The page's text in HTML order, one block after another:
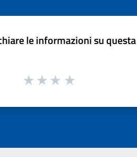
le informazioni su